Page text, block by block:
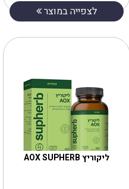
לצפייה במוצר